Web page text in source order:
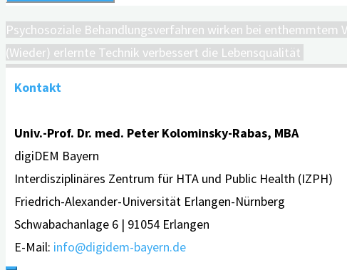
Psychosoziale Behandlungsverfahren wirken bei enthemmtem
(Wieder) erlernte Technik verbessert die Lebensqualität
Kontakt
Univ.-Prof. Dr. med. Peter Kolominsky-Rabas, MBA
digiDEM Bayern
Interdisziplinäres Zentrum für HTA und Public Health (IZPH)
Friedrich-Alexander-Universität Erlangen-Nürnberg
Schwabachanlage 6 | 91054 Erlangen
E-Mail: info@digidem-bayern.de